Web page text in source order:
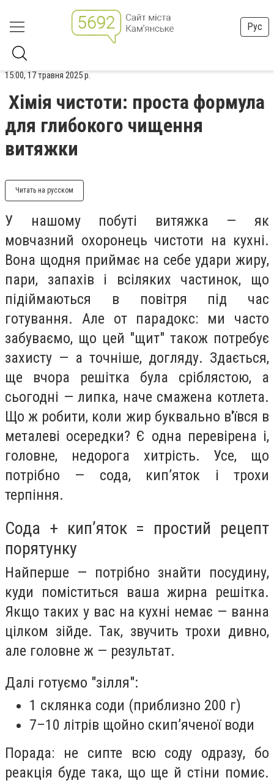
Рус
15:00, 17 травня 2025 р.
Хімія чистоти: проста формула
для глибокого чищення
витяжки
Читать на русском
У нашому побуті витяжка — як
мовчазний охоронець чистоти на кухні.
Вона щодня приймає на себе удари жиру,
пари, запахів і всіляких частинок, що
підіймаються в повітря під час
готування. Але от парадокс: ми часто
забуваємо, що цей "щит" також потребує
захисту — а точніше, догляду. Здається,
ще вчора решітка була сріблястою, а
сьогодні — липка, наче смажена котлета.
Що ж робити, коли жир буквально в'ївся в
металеві осередки? Є одна перевірена і,
головне, недорога хитрість. Усе, що
потрібно — сода, кип’яток і трохи
терпіння.
Сода + кип’яток = простий рецепт
порятунку
Найперше — потрібно знайти посудину,
куди поміститься ваша жирна решітка.
Якщо таких у вас на кухні немає — ванна
цілком зійде. Так, звучить трохи дивно,
але головне ж — результат.
Далі готуємо "зілля":
1 склянка соди (приблизно 200 г)
7–10 літрів щойно скип’яченої води
Порада: не сипте всю соду одразу, бо
реакція буде така, що ще й стіни помиє.